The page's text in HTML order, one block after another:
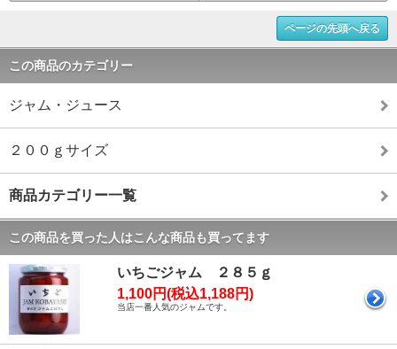
ページの先頭へ戻る
この商品のカテゴリー
ジャム・ジュース
２００ｇサイズ
商品カテゴリー一覧
この商品を買った人はこんな商品も買ってます
いちごジャム ２８５ｇ
1,100円(税込1,188円)
当店一番人気のジャムです。